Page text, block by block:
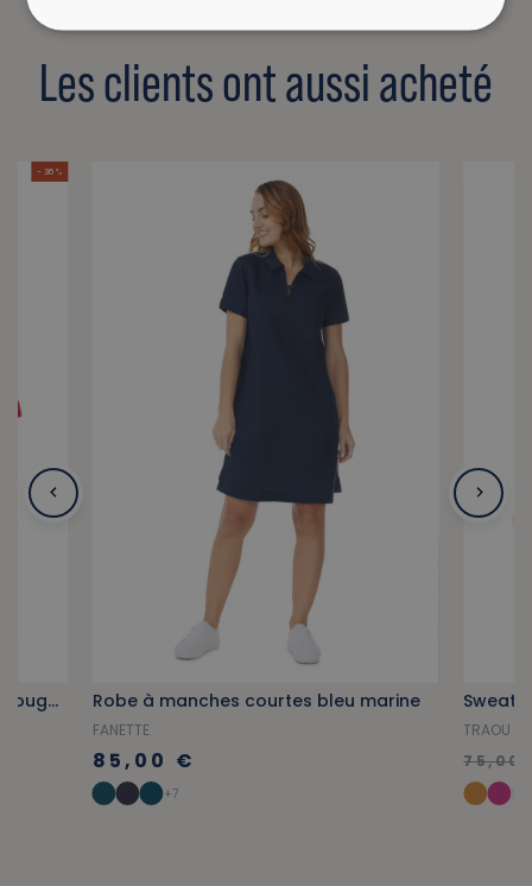
Les clients ont aussi acheté
- 36 %
Polo féminin à manches courtes rouge carmin Robe à manches courtes bleu marine
FANETTE
85,00 €
+7
TRAOU
75,00